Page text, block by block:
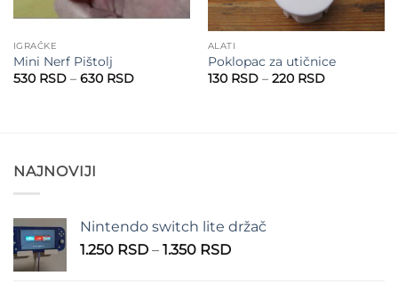
IGRAČKE
Mini Nerf Pištolj
530 RSD – 630 RSDRaspon
ALATI
Poklopac za utičnice
130 RSD – 220 RSDRaspon
NAJNOVIJI
Nintendo switch lite držač
1.250 RSD – 1.350 RSDRaspon